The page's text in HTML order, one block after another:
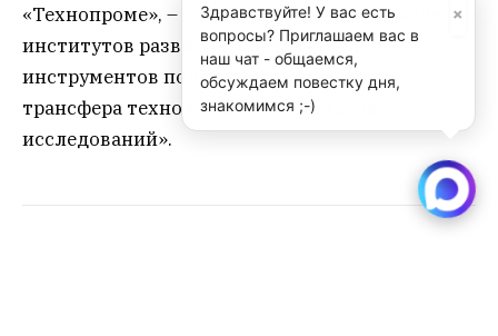
«Технопроме», – показать всё многообразие
институтов развития, институтов и
инструментов поддержки инноваций,
трансфера технологий и результатов
исследований».
×
Здравствуйте! У вас есть
вопросы? Приглашаем вас в
наш чат - общаемся,
обсуждаем повестку дня,
знакомимся ;-)